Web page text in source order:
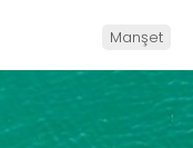
Manşet